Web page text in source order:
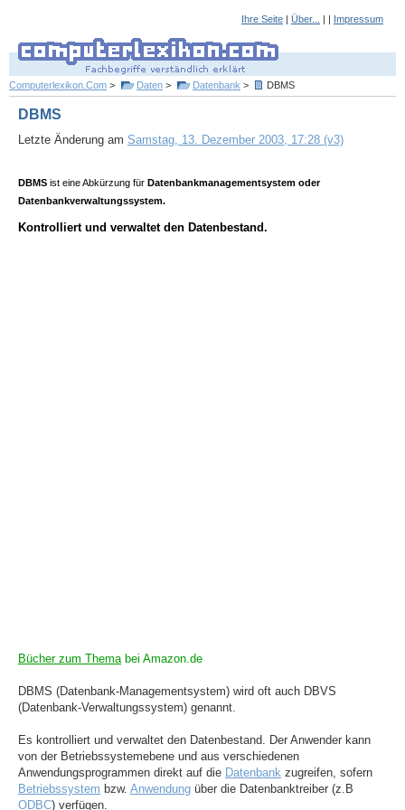
Ihre Seite | Über... | | Impressum
Computerlexikon.Com > Daten > Datenbank > DBMS
DBMS
Letzte Änderung am Samstag, 13. Dezember 2003, 17:28 (v3)
DBMS ist eine Abkürzung für Datenbankmanagementsystem oder
Datenbankverwaltungssystem.
Kontrolliert und verwaltet den Datenbestand.
Bücher zum Themabei Amazon.de
DBMS (Datenbank-Managementsystem) wird oft auch DBVS
(Datenbank-Verwaltungssystem) genannt.
Es kontrolliert und verwaltet den Datenbestand. Der Anwender kann
von der Betriebssystemebene und aus verschiedenen
Anwendungsprogrammen direkt auf die Datenbank zugreifen, sofern
Betriebssystem bzw. Anwendung über die Datenbanktreiber (z.B
ODBC) verfügen.